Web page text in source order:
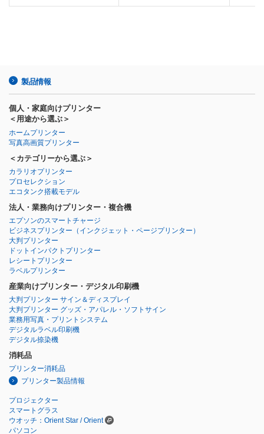
製品情報
個人・家庭向けプリンター
＜用途から選ぶ＞
ホームプリンター
写真高画質プリンター
＜カテゴリーから選ぶ＞
カラリオプリンター
プロセレクション
エコタンク搭載モデル
法人・業務向けプリンター・複合機
エプソンのスマートチャージ
ビジネスプリンター （インクジェット・ページプリンター）
大判プリンター
ドットインパクトプリンター
レシートプリンター
ラベルプリンター
産業向けプリンター・デジタル印刷機
大判プリンター サイン＆ディスプレイ
大判プリンター グッズ・アパレル・ソフトサイン
業務用写真・プリントシステム
デジタルラベル印刷機
デジタル捺染機
消耗品
プリンター消耗品
プリンター製品情報
プロジェクター
スマートグラス
ウオッチ：Orient Star / Orient
パソコン